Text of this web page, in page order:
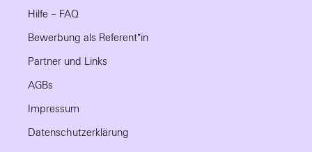
Hilfe – FAQ
Bewerbung als Referent*in
Partner und Links
AGBs
Impressum
Datenschutzerklärung